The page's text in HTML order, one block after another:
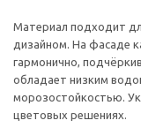
Материал подходит
дизайном. На фасаде
гармонично,
обладает низким
морозостойкостью.
цветовых решениях.